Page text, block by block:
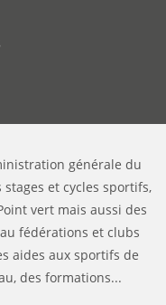
générale du
stages et cycles sportifs,
vert mais aussi des
fédérations et clubs
aides aux sportifs de
des formations...